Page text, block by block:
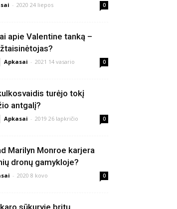
- 2020 24 liepos 0
apie Valentine tanką –
Apkasai - 2021 14 vasario 0
turėjo tokį
antgalį?
Apkasai - 2019 26 lapkričio 0
Marilyn Monroe karjera
dronų gamykloje?
- 2020 8 kovo 0
sūkuryje britų